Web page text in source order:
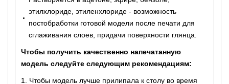
этилхлориде, этиленхлориде - возможность
постобработки готовой модели после печати для
сглаживания слоев, придачи поверхности глянца.
Чтобы получить качественно напечатанную
модель следуйте следующим рекомендациям:
1. Чтобы модель лучше прилипала к столу во время